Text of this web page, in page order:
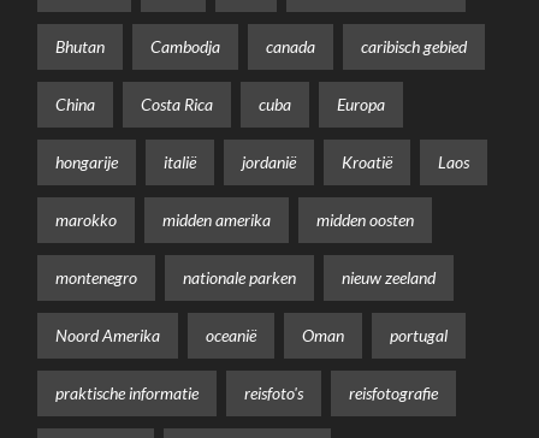
Bhutan Cambodja canada caribisch gebied
China Costa Rica cuba Europa
hongarije italië jordanië Kroatië Laos
marokko midden amerika midden oosten
montenegro nationale parken nieuw zeeland
Noord Amerika oceanië Oman portugal
praktische informatie reisfoto's reisfotografie